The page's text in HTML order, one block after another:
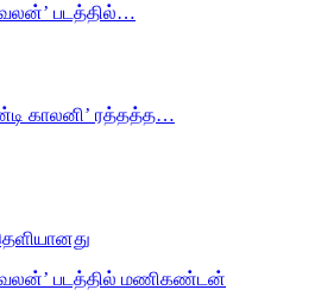
படத்தில்…
காலனி’ ரத்தத்த…
படத்தில் மணிகண்டன்